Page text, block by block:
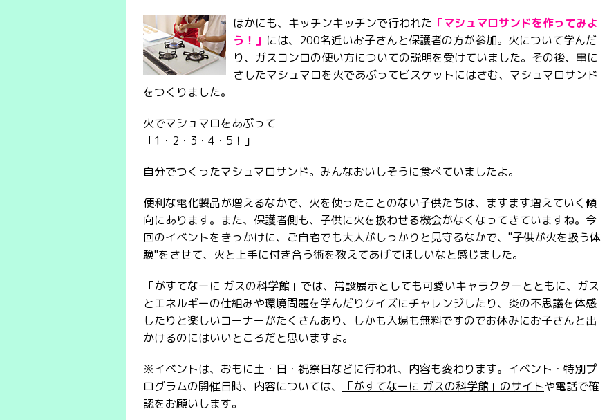
ほかにも、キッチンキッチンで行われた 「マシュマロサンドを作ってみよ
う！」 には、200名近いお子さんと保護者の方が参加。火について学んだ
り、ガスコンロの使い方についての説明を受けていました。その後、串に
さしたマシュマロを火であぶってビスケットにはさむ、マシュマロサンド
をつくりました。
火でマシュマロをあぶって
「1・2・3・4・5！」
自分でつくったマシュマロサンド。みんなおいしそうに食べていましたよ。
便利な電化製品が増えるなかで、火を使ったことのない子供たちは、ますます増えていく傾
向にあります。また、保護者側も、子供に火を扱わせる機会がなくなってきていますね。今
回のイベントをきっかけに、ご自宅でも大人がしっかりと見守るなかで、"子供が火を扱う体
験"をさせて、火と上手に付き合う術を教えてあげてほしいなと感じました。
「がすてなーに ガスの科学館」では、常設展示としても可愛いキャラクターとともに、ガス
とエネルギーの仕組みや環境問題を学んだりクイズにチャレンジしたり、炎の不思議を体感
したりと楽しいコーナーがたくさんあり、しかも入場も無料ですのでお休みにお子さんと出
かけるのにはいいところだと思いますよ。
※イベントは、おもに土・日・祝祭日などに行われ、内容も変わります。イベント・特別プ
ログラムの開催日時、内容については、
「がすてなーに ガスの科学館」のサイトや電話で確
認をお願いします。